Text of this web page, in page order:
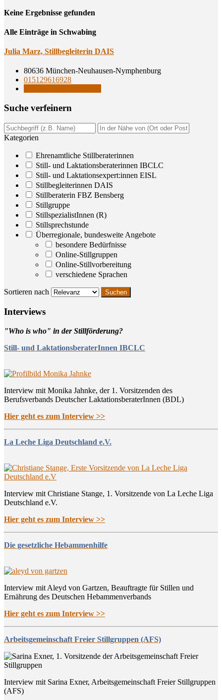
Кeine Ergebnisse gefunden
Alle Einträge in Schwabing
Julia Marz, Still­be­glei­te­rin DAIS
80636 München-Neuhausen-Nymphenburg
015129616928
Suche ver­fei­nern
Kategorien
Ehrenamtliche Stillberaterinnen
Still- und Laktationsberaterinnen IBCLC
Still- und Laktationsexpert:innen EISL
Stillbegleiterinnen DAIS
Stillberaterin FBZ Bensberg
Stillgruppe
StillspezialistInnen (R)
Stillsprechstunde
Überregionale, bundesweite Angebote
besondere Bedürfnisse
Online-Stillgruppen
Online-Stillvorbereitung
verschiedene Sprachen
Sortieren nach
Inter­views
"Who is who" in der Stillförderung?
Still- und LaktationsberaterInnen IBCLC
Interview mit Monika Jahnke, der 1. Vorsitzenden des
Berufsverbands Deutscher LaktationsberaterInnen (BDL)
Hier geht es zum Interview >>
La Leche Liga Deutschland e.V.
Interview mit Christiane Stange, 1. Vorsitzende von La Leche Liga
Deutschland e.V.
Hier geht es zum Interview >>
Die gesetzliche Hebammenhilfe
Interview mit Aleyd von Gartzen, Beauftragte für Stillen und
Ernährung des Deutschen Hebammenverbands
Hier geht es zum Interview >>
Arbeitsgemeinschaft Freier Stillgruppen (AFS)
Interview mit Sarina Exner, Arbeitsgemeinschaft Freier Stillgruppen
(AFS)